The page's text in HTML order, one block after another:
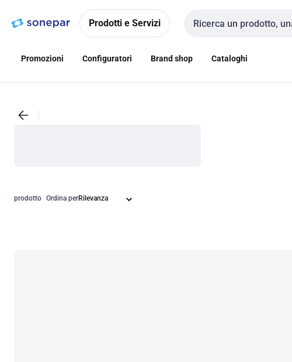
navigazionealla
Prodotti e Servizi
Cerca input
Promozioni Configuratori Brand shop Cataloghi
prodotto Ordina per